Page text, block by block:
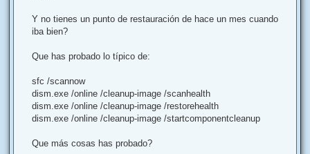
j
Y no tienes un punto de restauración de hace un mes cuando
iba bien?
Que has probado lo típico de:
sfc /scannow
dism.exe /online /cleanup-image /scanhealth
dism.exe /online /cleanup-image /restorehealth
dism.exe /online /cleanup-image /startcomponentcleanup
Que más cosas has probado?